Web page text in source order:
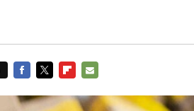
MAIL